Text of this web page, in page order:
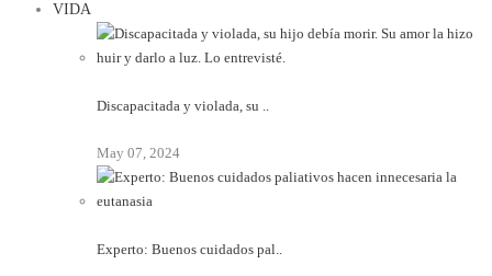
VIDA
Discapacitada y violada, su ..
May 07, 2024
Experto: Buenos cuidados pal..